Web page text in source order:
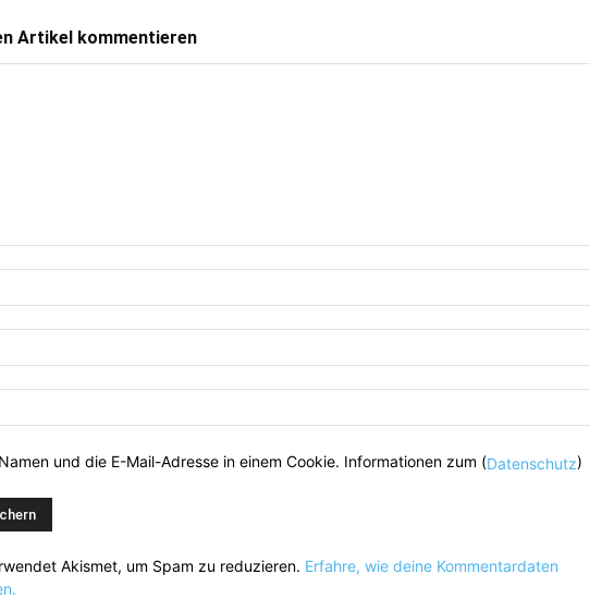
Artikel kommentieren
und die E-Mail-Adresse in einem Cookie. Informationen zum (Datenschutz)
Akismet, um Spam zu reduzieren. Erfahre, wie deine Kommentardaten